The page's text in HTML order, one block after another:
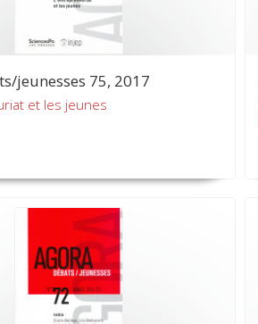
jeunesses 75, 2017
et les jeunes